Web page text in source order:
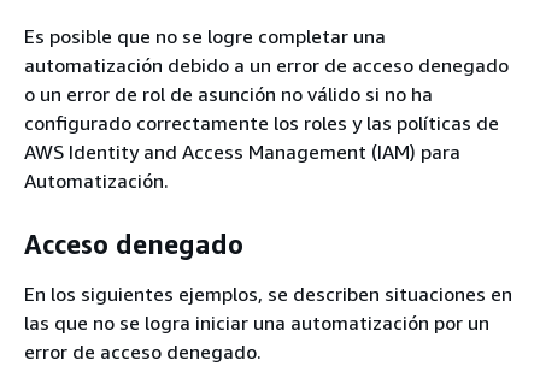
Es posible que no se logre completar una
automatización debido a un error de acceso denegado
o un error de rol de asunción no válido si no ha
configurado correctamente los roles y las políticas de
AWS Identity and Access Management (IAM) para
Automatización.
Acceso denegado
En los siguientes ejemplos, se describen situaciones en
las que no se logra iniciar una automatización por un
error de acceso denegado.